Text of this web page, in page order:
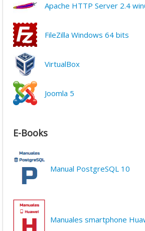
Apache HTTP Server 2.4
FileZilla Windows 64 bits
VirtualBox
Joomla 5
E-Books
Manual PostgreSQL 10
Manuales smartphone